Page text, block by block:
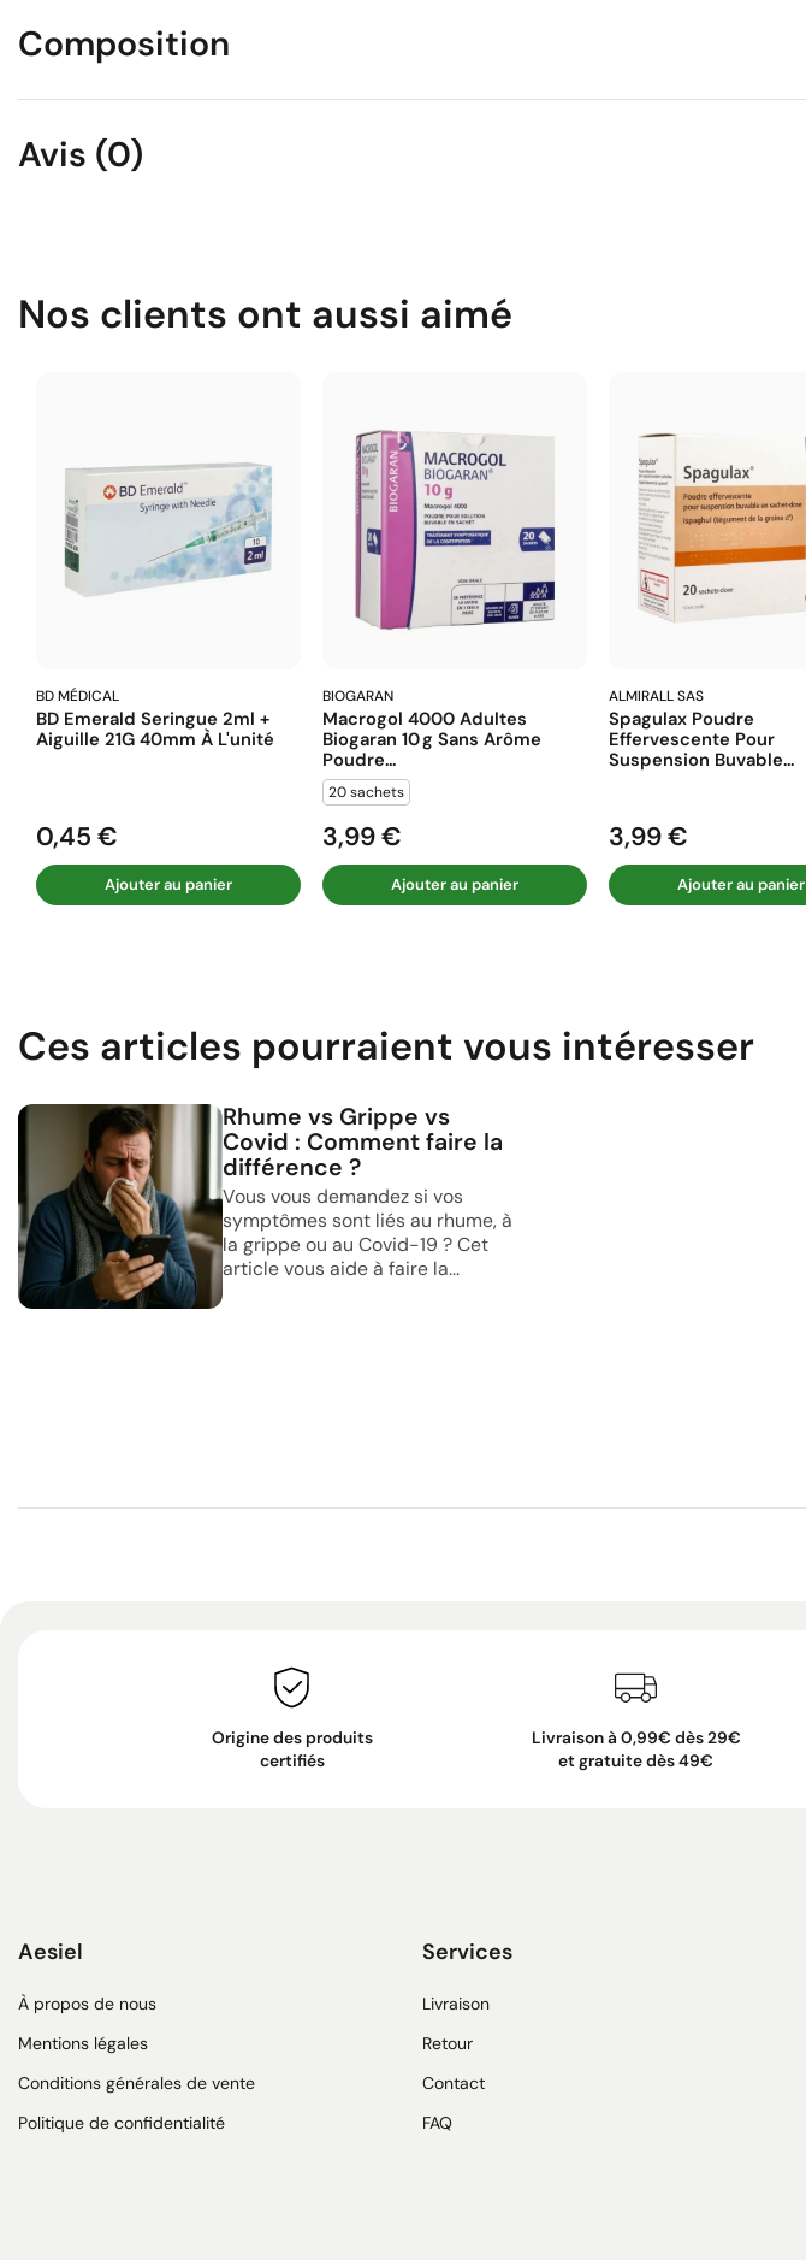
Composition
Avis (0)
Nos clients ont aussi aimé
BD MÉDICAL
BD Emerald Seringue 2ml +
Aiguille 21G 40mm À L'unité
Prix
0,45 €
Ajouter au panier
BIOGARAN
Macrogol 4000 Adultes
Biogaran 10 G Sans Arôme
Poudre...
20 sachets
Prix
3,99 €
Ajouter au panier
ALMIRALL SAS
Spagulax Poudre
Effervescente Pour
Suspension Buvable...
Prix
3,99 €
Ajouter au panier
Ces articles pourraient vous intéresser
Rhume vs Grippe vs
Covid : Comment faire la
différence ?
Vous vous demandez si vos
symptômes sont liés au rhume, à
la grippe ou au Covid-19 ? Cet
article vous aide à faire la...
Origine des produits
certifiés
Livraison à 0,99€ dès 29€
et gratuite dès 49€
Aesiel
À propos de nous
Mentions légales
Conditions générales de vente
Politique de confidentialité
Services
Livraison
Retour
Contact
FAQ